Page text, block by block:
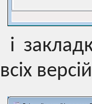
і
всіх